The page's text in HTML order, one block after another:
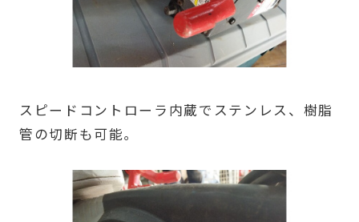
スピードコントローラ内蔵でステンレス、樹脂
管の切断も可能｡